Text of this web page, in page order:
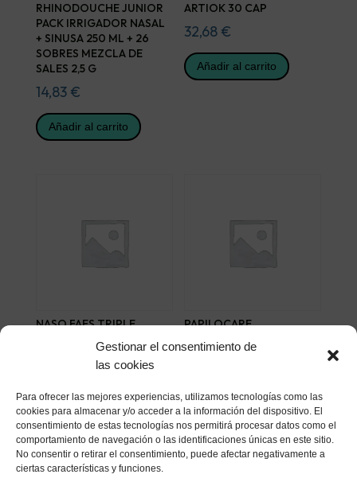
Gestionar el consentimiento de
las cookies
Para ofrecer las mejores experiencias, utilizamos tecnologías como las
cookies para almacenar y/o acceder a la información del dispositivo. El
consentimiento de estas tecnologías nos permitirá procesar datos como el
comportamiento de navegación o las identificaciones únicas en este sitio.
No consentir o retirar el consentimiento, puede afectar negativamente a
ciertas características y funciones.
RHINODOUCHE JUNIOR
PACK IRRIGADOR NASAL
+ SINUSA 250 ML + 26
SOBRES MEZCLA DE
SALES 2,5 G
14,83 €
Añadir al carrito
ARTIOK 30 CAP
32,68 €
Añadir al carrito
NASO FAES TRIPLE
ACCION 30 ML
Añadir al carrito
PAPILOCARE
INMUNOCAPS 30 CAPS
Añadir al carrito